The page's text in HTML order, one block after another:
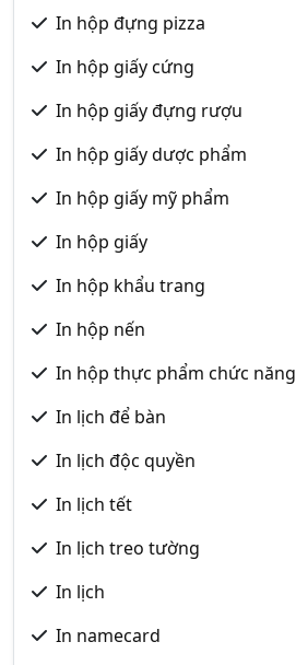
In hộp đựng pizza
In hộp giấy cứng
In hộp giấy đựng rượu
In hộp giấy dược phẩm
In hộp giấy mỹ phẩm
In hộp giấy
In hộp khẩu trang
In hộp nến
In hộp thực phẩm chức năng
In lịch để bàn
In lịch độc quyền
In lịch tết
In lịch treo tường
In lịch
In namecard